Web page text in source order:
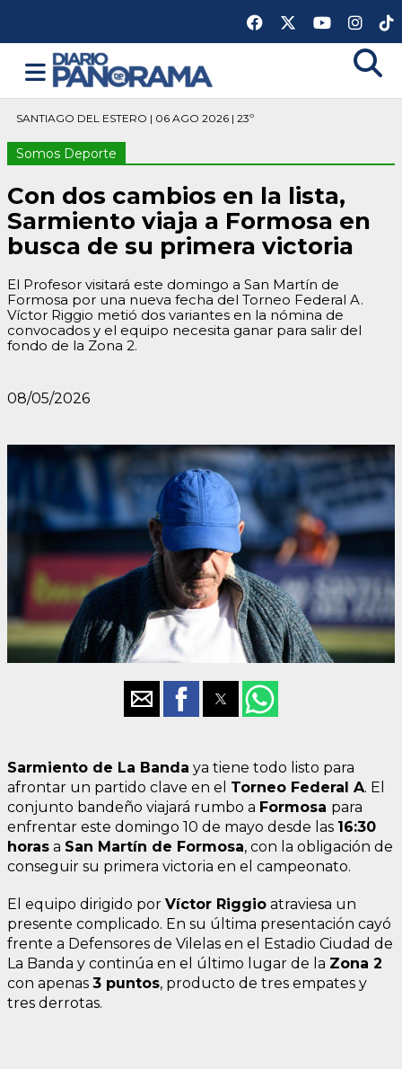
SANTIAGO DEL ESTERO | 06 AGO 2026 | 23º
Somos Deporte
Con dos cambios en la lista,
Sarmiento viaja a Formosa en
busca de su primera victoria
El Profesor visitará este domingo a San Martín de
Formosa por una nueva fecha del Torneo Federal A.
Víctor Riggio metió dos variantes en la nómina de
convocados y el equipo necesita ganar para salir del
fondo de la Zona 2.
08/05/2026
Sarmiento de La Banda ya tiene todo listo para
afrontar un partido clave en el Torneo Federal A. El
conjunto bandeño viajará rumbo a Formosa para
enfrentar este domingo 10 de mayo desde las 16:30
horas a San Martín de Formosa, con la obligación de
conseguir su primera victoria en el campeonato.
El equipo dirigido por Víctor Riggio atraviesa un
presente complicado. En su última presentación cayó
frente a Defensores de Vilelas en el Estadio Ciudad de
La Banda y continúa en el último lugar de la Zona 2
con apenas 3 puntos, producto de tres empates y
tres derrotas.